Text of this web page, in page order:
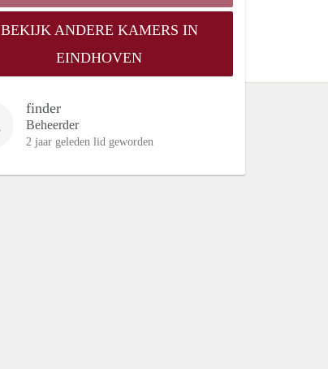
BEKIJK ANDERE KAMERS IN
EINDHOVEN
finder
Beheerder
2 jaar geleden lid geworden